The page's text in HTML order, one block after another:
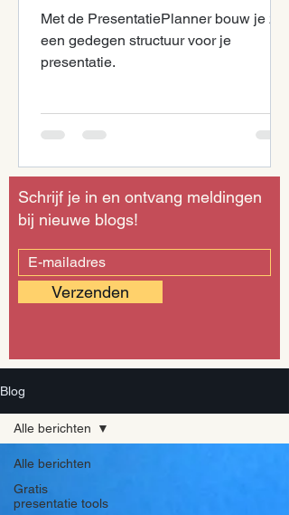
Met de PresentatiePlanner bouw je zelf
een gedegen structuur voor je
presentatie.
Schrijf je in en ontvang meldingen
bij nieuwe blogs!
Verzenden
Blog
Alle berichten
Gratis
presentatie tools
Alle berichten